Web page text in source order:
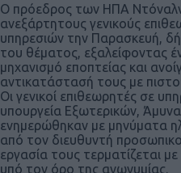
Ο πρόεδρος των ΗΠΑ
ανεξάρτητους γενικούς
υπηρεσιών την Παρασκευή,
του θέματος, εξαλείφοντας
μηχανισμό εποπτείας και
αντικατάστασή τους με
Οι γενικοί επιθεωρητές σε
υπουργεία Εξωτερικών,
ενημερώθηκαν με μηνύματα
από τον διευθυντή
εργασία τους τερματίζεται
υπό τον όρο της ανωνυμίας.